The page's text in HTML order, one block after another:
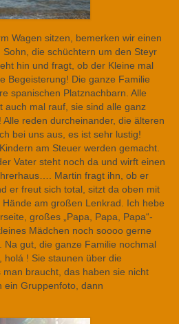
Wagen sitzen, bemerken wir einen
die schüchtern um den Steyr
hin und fragt, ob der Kleine mal
Begeisterung! Die ganze Familie
spanischen Platznachbarn. Alle
auch mal rauf, sie sind alle ganz
reden durcheinander, die älteren
bei uns aus, es ist sehr lustig!
am Steuer werden gemacht.
Vater steht noch da und wirft einen
Martin fragt ihn, ob er
er freut sich total, sitzt da oben mit
am großen Lenkrad. Ich hebe
großes „Papa, Papa, Papa“-
Mädchen noch soooo gerne
Na gut, die ganze Familie nochmal
holá ! Sie staunen über die
braucht, das haben sie nicht
ein Gruppenfoto, dann